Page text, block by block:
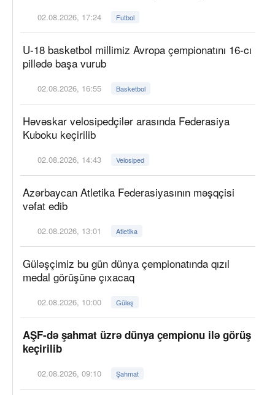
02.08.2026, 17:24 Futbol
U-18 basketbol millimiz Avropa çempionatını 16-cı
pillədə başa vurub
02.08.2026, 16:55 Basketbol
Həvəskar velosipedçilər arasında Federasiya
Kuboku keçirilib
02.08.2026, 14:43 Velosiped
Azərbaycan Atletika Federasiyasının məşqçisi
vəfat edib
02.08.2026, 13:01 Atletika
Güləşçimiz bu gün dünya çempionatında qızıl
medal görüşünə çıxacaq
02.08.2026, 10:00 Güləş
AŞF-də şahmat üzrə dünya çempionu ilə görüş
keçirilib
02.08.2026, 09:10 Şahmat